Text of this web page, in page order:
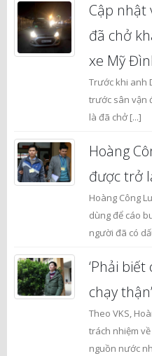
Cập nhật
đã chở
xe Mỹ
Trước khi anh
trước sân vận
là đã chở [...]
Hoàng
được trở
Hoàng Công
dùng để cáo
người đã có
‘Phải
chạy thận’
Theo VKS,
trách nhiệm
nguồn nước